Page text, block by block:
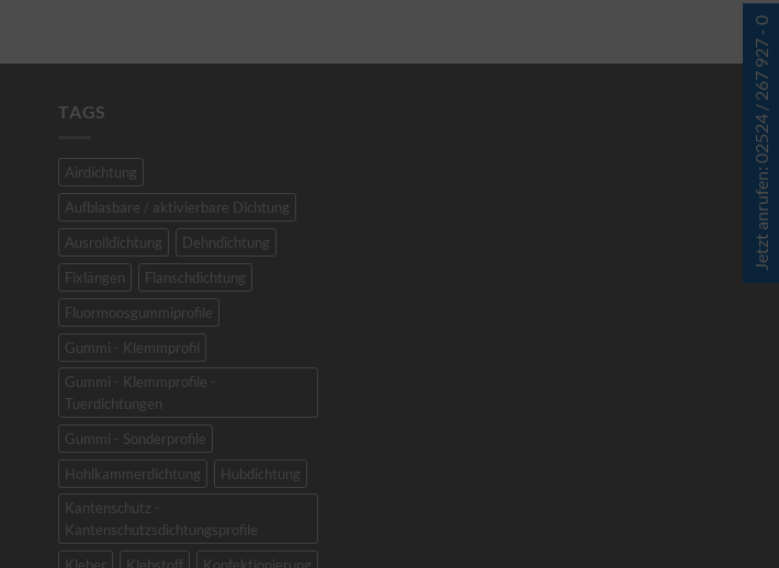
TAGS
Airdichtung
Aufblasbare / aktivierbare Dichtung
Ausrolldichtung
Dehndichtung
Fixlängen
Flanschdichtung
Fluormoosgummiprofile
Gummi - Klemmprofil
Gummi - Klemmprofile -
Tuerdichtungen
Gummi - Sonderprofile
Hohlkammerdichtung
Hubdichtung
Kantenschutz -
Kantenschutzsdichtungsprofile
Jetzt anrufen: 02524 / 267 927 - 0